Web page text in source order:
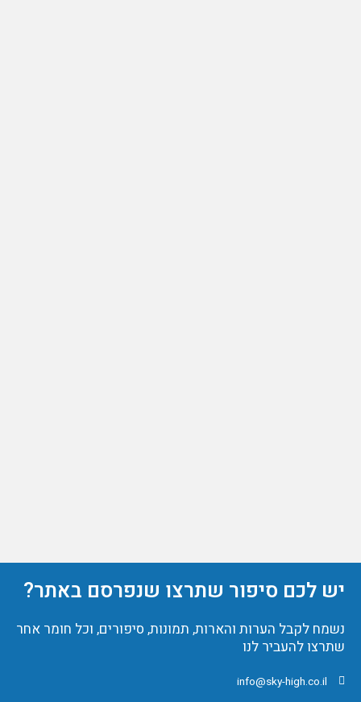
יש לכם סיפור שתרצו שנפרסם באתר?
נשמח לקבל הערות והארות, תמונות, סיפורים, וכל חומר אחר
שתרצו להעביר לנו
info@sky-high.co.il